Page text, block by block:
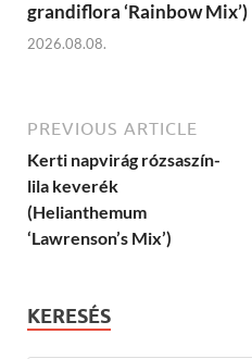
grandiflora ‘Rainbow Mix’)
2026.08.08.
PREVIOUS ARTICLE
Kerti napvirág rózsaszín-
lila keverék
(Helianthemum
‘Lawrenson’s Mix’)
KERESÉS